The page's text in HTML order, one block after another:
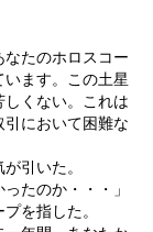
なたのホロスコー
います。この土星
くない。これは
引において困難な
引いた。
たのか・・・」
を指した。